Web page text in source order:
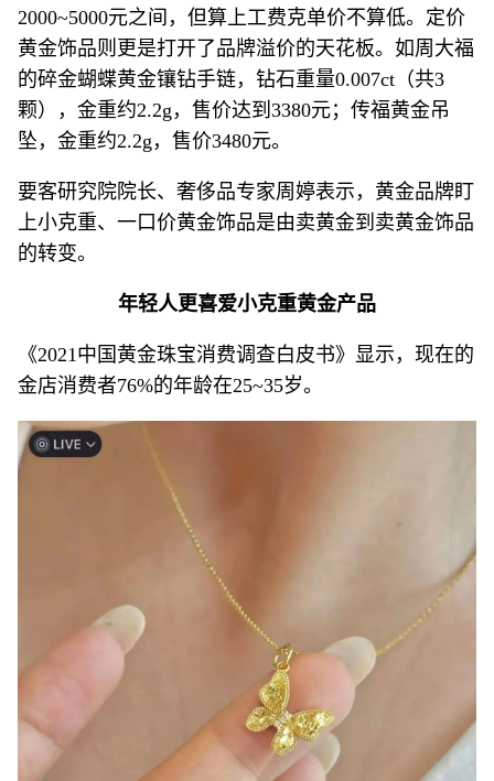
2000~5000元之间，但算上工费克单价不算低。定价
黄金饰品则更是打开了品牌溢价的天花板。如周大福
的碎金蝴蝶黄金镶钻手链，钻石重量0.007ct（共3
颗），金重约2.2g，售价达到3380元；传福黄金吊
坠，金重约2.2g，售价3480元。
要客研究院院长、奢侈品专家周婷表示，黄金品牌盯
上小克重、一口价黄金饰品是由卖黄金到卖黄金饰品
的转变。
年轻人更喜爱小克重黄金产品
《2021中国黄金珠宝消费调查白皮书》显示，现在的
金店消费者76%的年龄在25~35岁。